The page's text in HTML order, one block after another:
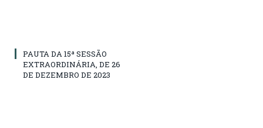
PAUTA DA 15ª SESSÃO
EXTRAORDINÁRIA, DE 26
DE DEZEMBRO DE 2023